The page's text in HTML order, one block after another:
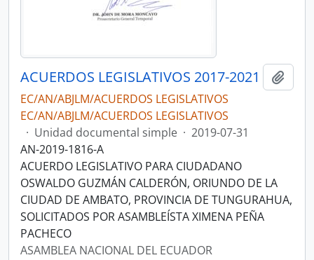
ACUERDOS LEGISLATIVOS 2017-2021
EC/AN/ABJLM/ACUERDOS LEGISLATIVOS
EC/AN/ABJLM/ACUERDOS LEGISLATIVOS
· Unidad documental simple · 2019-07-31
AN-2019-1816-A
ACUERDO LEGISLATIVO PARA CIUDADANO
OSWALDO GUZMÁN CALDERÓN, ORIUNDO DE LA
CIUDAD DE AMBATO, PROVINCIA DE TUNGURAHUA,
SOLICITADOS POR ASAMBLEÍSTA XIMENA PEÑA
PACHECO
ASAMBLEA NACIONAL DEL ECUADOR